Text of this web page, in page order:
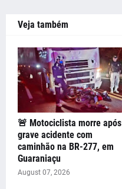
Veja também
🚨 Motociclista morre após
grave acidente com
caminhão na BR-277, em
Guaraniaçu
August 07, 2026